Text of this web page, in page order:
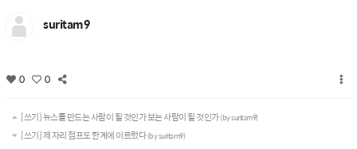
suritam9
0 0
[쓰기] 뉴스를 만드는 사람이 될 것인가 보는 사람이 될 것인가(by suritam9)
[쓰기] 제 자리 점프도 한계에 이르렀다(by suritam9)